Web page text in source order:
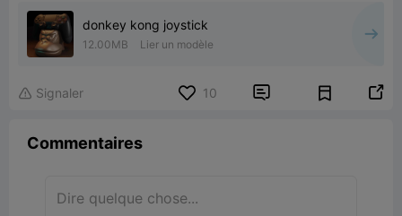
donkey kong joystick
12.00MB Lier un modèle
 Signaler 10  
Commentaires